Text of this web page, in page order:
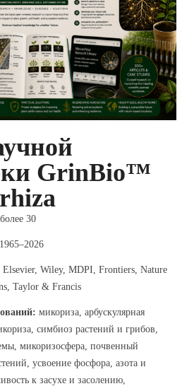
GrinBio™
более 30
1965–2026
Elsevier, Wiley, MDPI, Frontiers, Nature
Taylor & Francis
микориза, арбускулярная
симбиоз растений и грибов,
микоризосфера, почвенный
усвоение фосфора, азота и
к засухе и засолению,